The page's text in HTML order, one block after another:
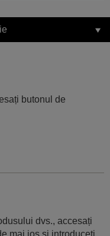
butonul de
dvs., accesați